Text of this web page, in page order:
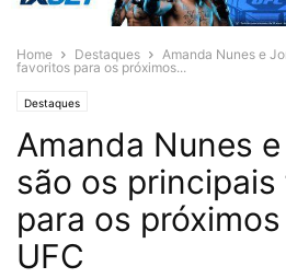
Home Destaques
Amanda Nunes e
favoritos para os próximos...
Destaques
Amanda Nunes
são os
para os
UFC